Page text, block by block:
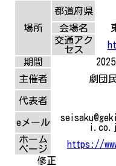
場所
都道府県
会場名
交通アク
セス
期間
主催者
劇団
代表者
eメール
ホーム
ページ
https://
修正